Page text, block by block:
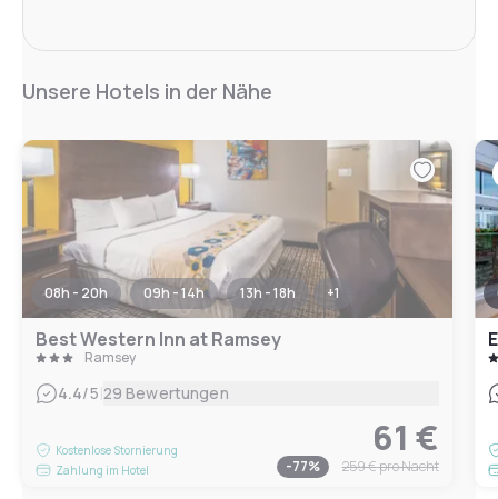
Unsere Hotels in der Nähe
08h - 20h 09h - 14h 13h - 18h +1
Best Western Inn at Ramsey
Ramsey
4.4/5|29 Bewertungen
Kostenlose Stornierung
Zahlung im Hotel
61 €
-77% 259 €pro Nacht